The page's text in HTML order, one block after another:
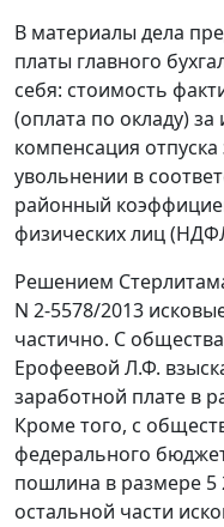
В материалы дела
платы главного
себя: стоимость
(оплата по окладу)
компенсация
увольнении в
районный
физических лиц
Решением
N 2-5578/2013
частично. С
Ерофеевой Л.Ф.
заработной плате в
Кроме того, с
федерального
пошлина в размере 5
остальной части